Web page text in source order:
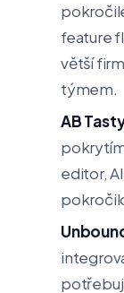
feature
větší
týmem.
AB
pokrytím
editor,